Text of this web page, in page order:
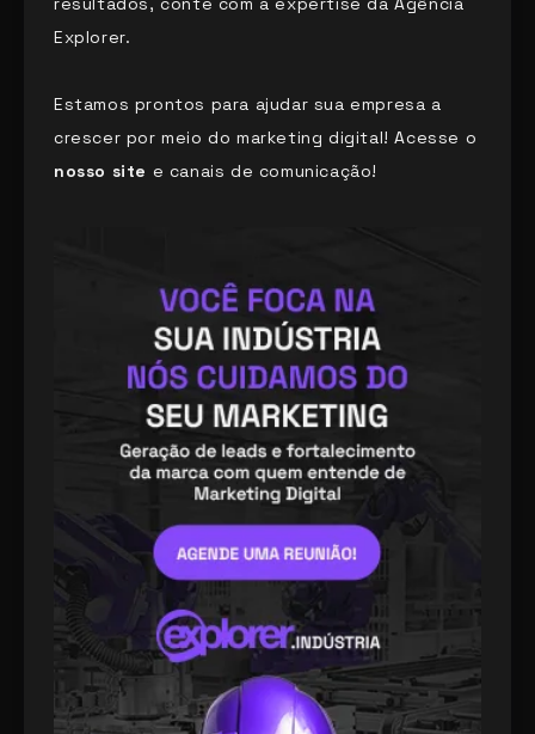
Explorer.
Estamos prontos para ajudar sua empresa a
crescer por meio do marketing digital! Acesse o
nosso site e canais de comunicação!